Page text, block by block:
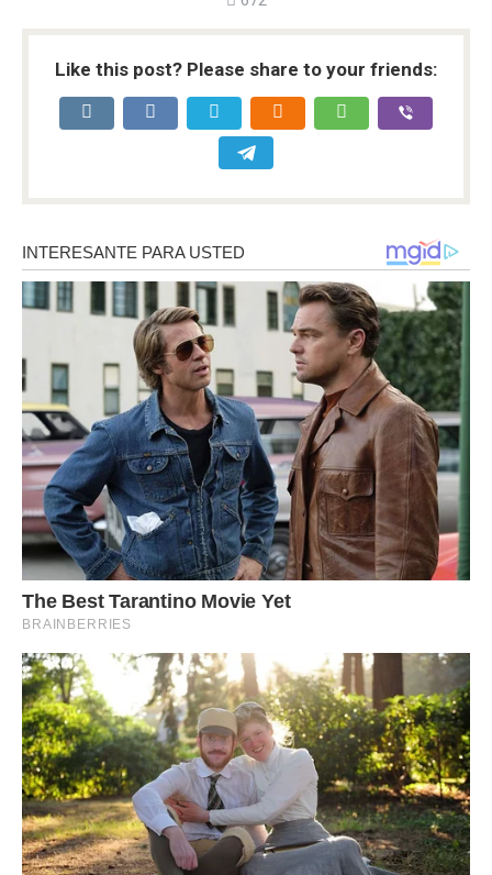
Like this post? Please share to your friends: